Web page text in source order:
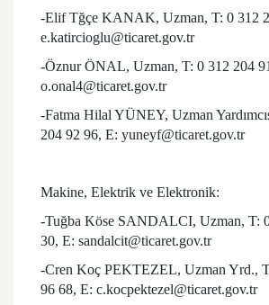
-Elif Tğçe KANAK, Uzman, T: 0 312
e.katircioglu@ticaret.gov.tr
-Öznur ÖNAL, Uzman, T: 0 312 204
o.onal4@ticaret.gov.tr
-Fatma Hilal YÜNEY, Uzman
204 92 96, E: yuneyf@ticaret.gov.tr
Makine, Elektrik ve Elektronik:
-Tuğba Köse SANDALCI, Uzman, T:
30, E: sandalcit@ticaret.gov.tr
-Cren Koç PEKTEZEL, Uzman Yrd.,
96 68, E: c.kocpektezel@ticaret.gov.tr